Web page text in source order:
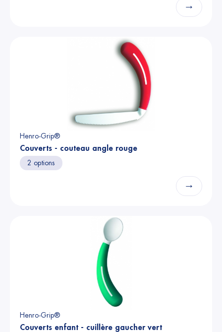
→
Henro-Grip®
Couverts - couteau angle rouge
2 options
→
Henro-Grip®
Couverts enfant - cuillère gaucher vert